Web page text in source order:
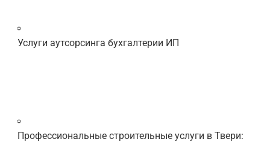
Услуги аутсорсинга бухгалтерии ИП
Профессиональные строительные услуги в Твери: